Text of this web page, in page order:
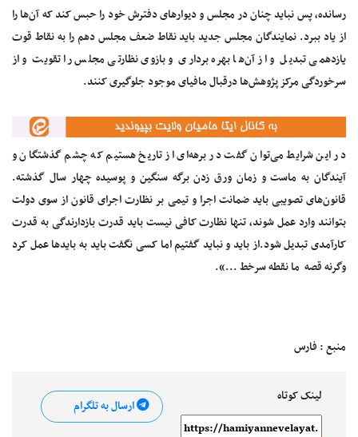
رسانده، پس نباید چنان در مجلس و دیوارهای دفترش خود را حبس کند که آن‌ها را
از یاد ببرد. نمایندگان مجلس جدید باید نقاط ضعف مجلس دهم را به نقاط قوت
یازدهمی تبدیل و از آن‌ها بهره برداری و بازوی نظارتی مجلس را تقویت و از
سرخوردگی مرکز پژوهش‌ها درقبال مافیای موجود جلوگیری کنند.
در این شرایط می‌توان گفت در برهه‌ای از تاریخ هستیم که چشم گذشتگان و
آیندگان به ماست و زمان ورق زدن برگه سنگین و پوسیده چهار سال گذشته‌.
قانون‌های تصویبی باید ضمانت اجرا و تیمی بر نظارت اجرای قانون از سوی دولت
بتوانند وارد عمل شوند، تنها نظارت کافی نیست باید قدرت بازدارندگی به قدرت
کارآمدی تبدیل شود.از باید و نباید گفتیم اما کسی نگفت باید به بایدها عمل کرد
وگرنه قصه‌ ما نقطه سرخط ...».
منبع : فارس
لینک کوتاه
ارسال به تلگرام